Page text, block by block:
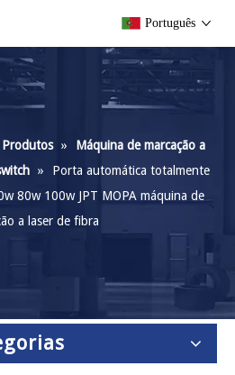
Português
Produtos »
Máquina de marcação a
»
Porta automática totalmente
80w 100w JPT MOPA máquina de
a laser de fibra